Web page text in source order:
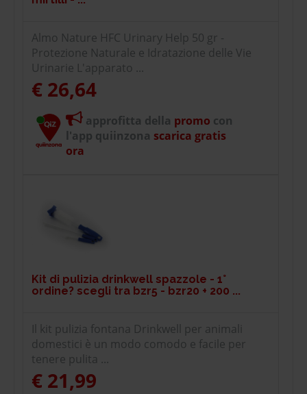
Almo Nature HFC Urinary Help 50 gr -
Protezione Naturale e Idratazione delle Vie
Urinarie L'apparato ...
€ 26,64
approfitta della promo con
l'app quiinzona scarica gratis
ora
Kit di pulizia drinkwell spazzole - 1°
ordine? scegli tra bzr5 - bzr20 + 200 ...
Il kit pulizia fontana Drinkwell per animali
domestici è un modo comodo e facile per
tenere pulita ...
€ 21,99